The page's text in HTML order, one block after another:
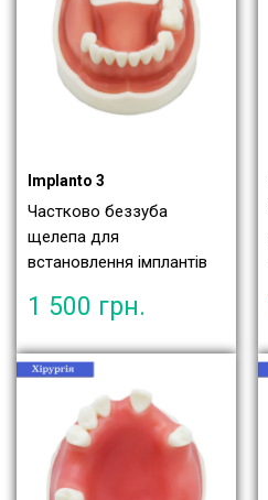
Implanto 3
Частково беззуба
щелепа для
встановлення імплантів
1 500 грн.